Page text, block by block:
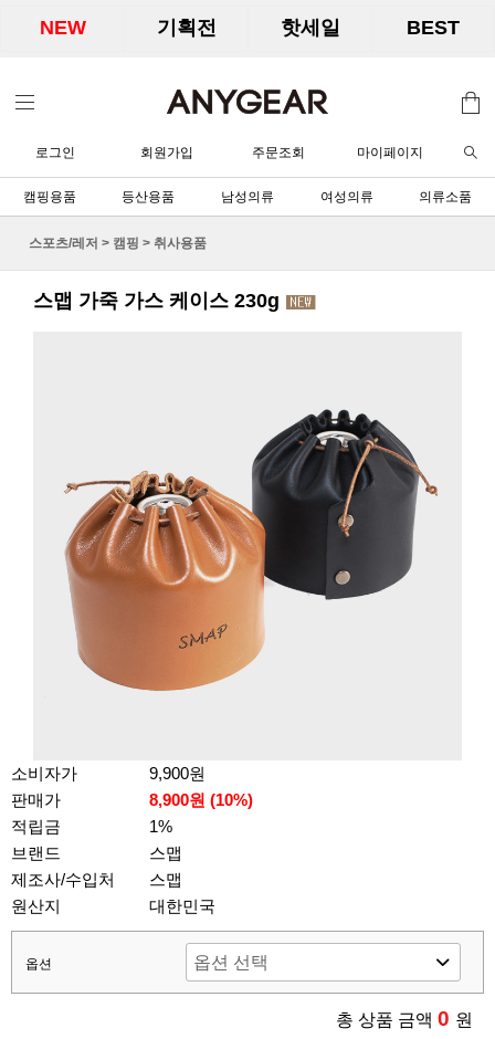
NEW 기획전 핫세일 BEST
로그인 회원가입 주문조회 마이페이지
캠핑용품 등산용품 남성의류 여성의류 의류소품
스포츠/레저 > 캠핑 > 취사용품
스맵 가죽 가스 케이스 230g
소비자가
9,900원
판매가
8,900원 (10%)
적립금
1%
브랜드
스맵
제조사/수입처
스맵
원산지
대한민국
옵션
총 상품 금액 0 원